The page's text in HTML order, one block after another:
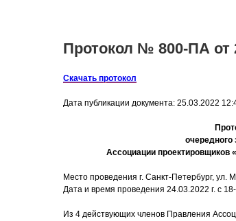
Протокол № 800-ПА от
Скачать протокол
Дата публикации документа: 25.03.2022
очередного
Ассоциации проектировщиков
Место проведения г. Санкт-Петербург, ул.
Дата и время проведения 24.03.2022 г. с
Из 4 действующих членов Правления